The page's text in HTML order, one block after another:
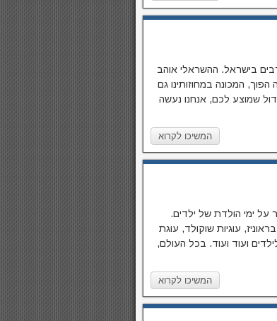
בישראל. ההשראלי אוהב
המכונה במחוזותינו גם
שמוצע לכם, אנחנו נעשה
המשיכו לקרוא
על ימי הולדת של ילדים.
עוגיות שוקולד, עוגת
ועוד ועוד. בכל העולם,
המשיכו לקרוא